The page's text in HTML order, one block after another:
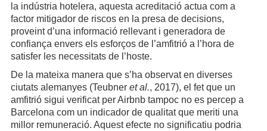
la indústria hotelera, aquesta acreditació actua com a
factor mitigador de riscos en la presa de decisions,
proveint d’una informació rellevant i generadora de
confiança envers els esforços de l’amfitrió a l’hora de
satisfer les necessitats de l’hoste.
De la mateixa manera que s’ha observat en diverses
ciutats alemanyes (Teubner et al., 2017), el fet que un
amfitrió sigui verificat per Airbnb tampoc no es percep a
Barcelona com un indicador de qualitat que meriti una
millor remuneració. Aquest efecte no significatiu podria